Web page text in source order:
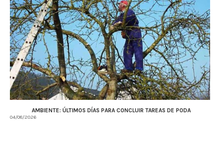
AMBIENTE: ÚLTIMOS DÍAS PARA CONCLUIR TAREAS DE PODA
04/08/2026